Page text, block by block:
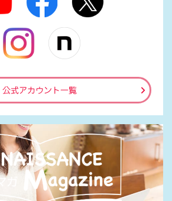
公式アカウント一覧